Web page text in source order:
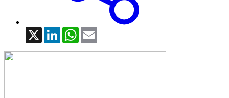
X LinkedInWhatsApp